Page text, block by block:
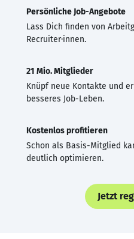
Persönliche Job-Angebote
Lass Dich finden von
Recruiter·innen.
21 Mio. Mitglieder
Knüpf neue Kontakte und
besseres Job-Leben.
Kostenlos profitieren
Schon als Basis-Mitglied
deutlich optimieren.
Jetzt